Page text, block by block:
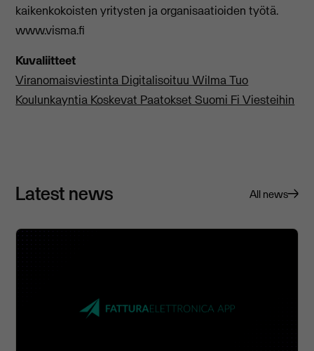
kaikenkokoisten yritysten ja organisaatioiden työtä.
www.visma.fi
Kuvaliitteet
Viranomaisviestinta Digitalisoituu Wilma Tuo
Koulunkayntia Koskevat Paatokset Suomi Fi Viesteihin
Latest news All news